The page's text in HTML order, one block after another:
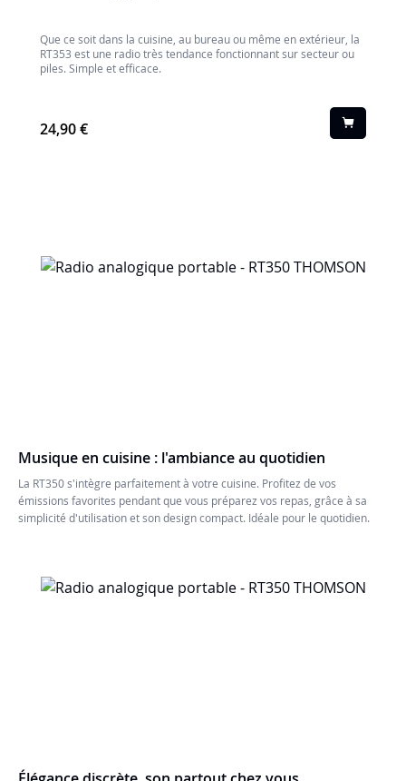
Que ce soit dans la cuisine, au bureau ou même en extérieur, la
RT353 est une radio très tendance fonctionnant sur secteur ou
piles. Simple et efficace.
24,90 €
Musique en cuisine : l'ambiance au quotidien
La RT350 s'intègre parfaitement à votre cuisine. Profitez de vos
émissions favorites pendant que vous préparez vos repas, grâce à sa
simplicité d'utilisation et son design compact. Idéale pour le quotidien.